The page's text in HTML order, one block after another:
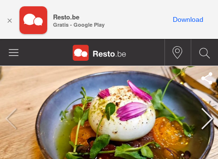
× Resto.be
Gratis - Google Play
Download